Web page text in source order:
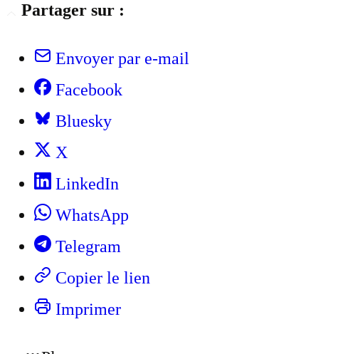
Partager sur :
Envoyer par e-mail
Facebook
Bluesky
X
LinkedIn
WhatsApp
Telegram
Copier le lien
Imprimer